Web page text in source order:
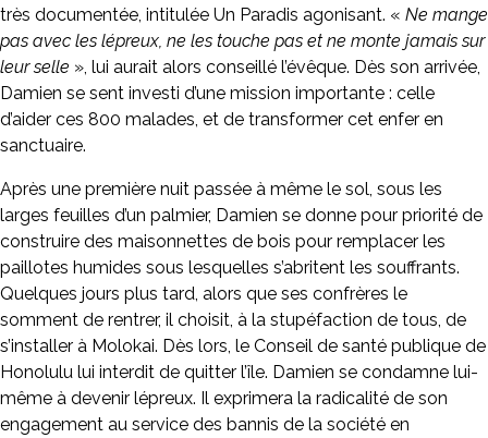
très documentée, intitulée Un Paradis agonisant. « Ne mange
pas avec les lépreux, ne les touche pas et ne monte jamais sur
leur selle », lui aurait alors conseillé l’évêque. Dès son arrivée,
Damien se sent investi d’une mission importante : celle
d’aider ces 800 malades, et de transformer cet enfer en
sanctuaire.
Après une première nuit passée à même le sol, sous les
larges feuilles d’un palmier, Damien se donne pour priorité de
construire des maisonnettes de bois pour remplacer les
paillotes humides sous lesquelles s’abritent les souffrants.
Quelques jours plus tard, alors que ses confrères le
somment de rentrer, il choisit, à la stupéfaction de tous, de
s’installer à Molokai. Dès lors, le Conseil de santé publique de
Honolulu lui interdit de quitter l’île. Damien se condamne lui-
même à devenir lépreux. Il exprimera la radicalité de son
engagement au service des bannis de la société en